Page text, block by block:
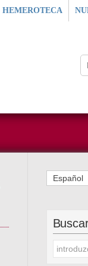
HEMEROTECA
Español